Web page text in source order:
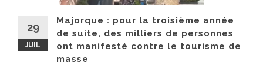
29
JUIL
Majorque : pour la troisième année
de suite, des milliers de personnes
ont manifesté contre le tourisme de
masse